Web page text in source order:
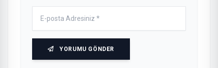
YORUMU GÖNDER